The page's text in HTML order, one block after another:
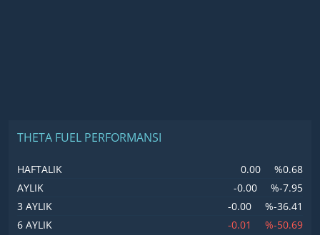
THETA FUEL PERFORMANSI
HAFTALIK 0.00
%0.68
AYLIK
-0.00
%-7.95
3 AYLIK
-0.00
%-36.41
6 AYLIK
-0.01
%-50.69